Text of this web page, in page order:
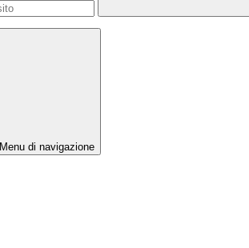
Menu di navigazione